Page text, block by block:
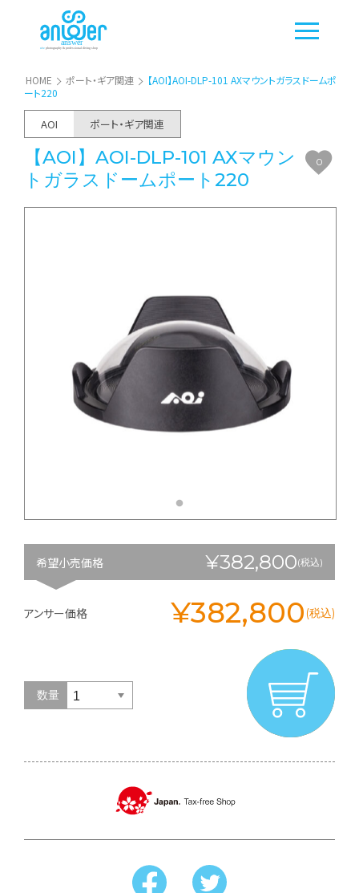
HOME ポート・ギア関連
【AOI】AOI-DLP-101 AXマウントガラスドームポ
ート220
AOI ポート・ギア関連
【AOI】AOI-DLP-101 AXマウン
トガラスドームポート220
0
希望小売価格 ¥382,800(税込)
アンサー価格 ¥382,800 (税込)
数量